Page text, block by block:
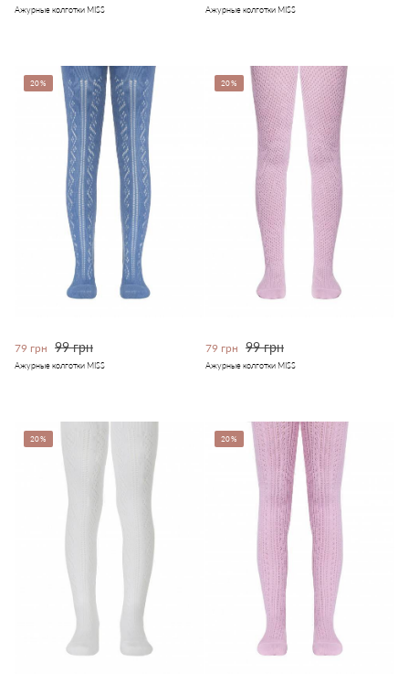
Ажурные колготки MISS Ажурные колготки MISS
20%
79 грн 99 грн
Ажурные колготки MISS
20%
79 грн 99 грн
Ажурные колготки MISS
20% 20%